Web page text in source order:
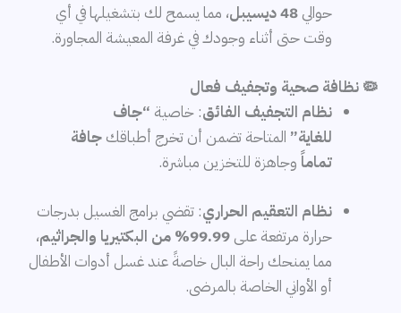
حوالي48 ديسيبل
، مما يسمح لك بتشغيلها في أي
وقت حتى أثناء وجودك في غرفة المعيشة المجاورة.
🦠 نظافة صحية وتجفيف فعال
نظام التجفيف الفائق: خاصية “جاف
للغاية” المتاحة تضمن أن تخرج أطباقكجافة
تماماً وجاهزة للتخزين مباشرة.
نظام التعقيم الحراري: تقضي برامج الغسيل بدرجات
حرارة مرتفعة على99.99% من البكتيريا والجراثيم
،
مما يمنحك راحة البال خاصةً عند غسل أدوات الأطفال
أو الأواني الخاصة بالمرضى.